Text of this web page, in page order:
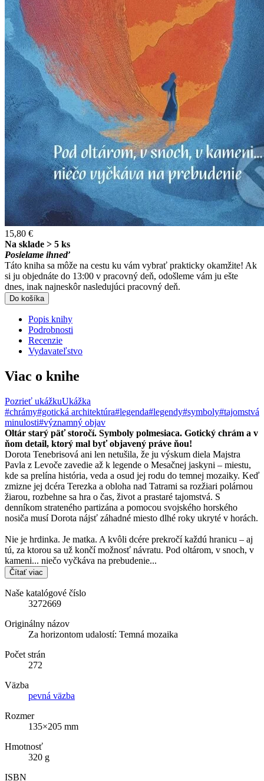
15,80 €
Na sklade > 5 ks
Posielame ihneď
Táto kniha sa môže na cestu ku vám vybrať prakticky okamžite! Ak
si ju objednáte do 13:00 v pracovný deň, odošleme vám ju ešte
dnes, inak najneskôr nasledujúci pracovný deň.
Do košíka
Popis knihy
Podrobnosti
Recenzie
Vydavateľstvo
Viac o knihe
Pozrieť ukážkuUkážka
#chrámy#gotická architektúra#legenda#legendy#symboly#tajomstvá
minulosti#významný objav
Oltár starý päť storočí. Symboly polmesiaca. Gotický chrám a v
ňom detail, ktorý mal byť objavený práve ňou!
Dorota Tenebrisová ani len netušila, že ju výskum diela Majstra
Pavla z Levoče zavedie až k legende o Mesačnej jaskyni – miestu,
kde sa prelína história, veda a osud jej rodu do temnej mozaiky. Keď
zmizne jej dcéra Terezka a obloha nad Tatrami sa rozžiari polárnou
žiarou, rozbehne sa hra o čas, život a prastaré tajomstvá. S
denníkom strateného partizána a pomocou svojského horského
nosiča musí Dorota nájsť záhadné miesto dlhé roky ukryté v horách.
Nie je hrdinka. Je matka. A kvôli dcére prekročí každú hranicu – aj
tú, za ktorou sa už končí možnosť návratu. Pod oltárom, v snoch, v
kameni... niečo vyčkáva na prebudenie...
Čítať viac
Naše katalógové číslo
3272669
Originálny názov
Za horizontom udalostí: Temná mozaika
Počet strán
272
Väzba
pevná väzba
Rozmer
135×205 mm
Hmotnosť
320 g
ISBN